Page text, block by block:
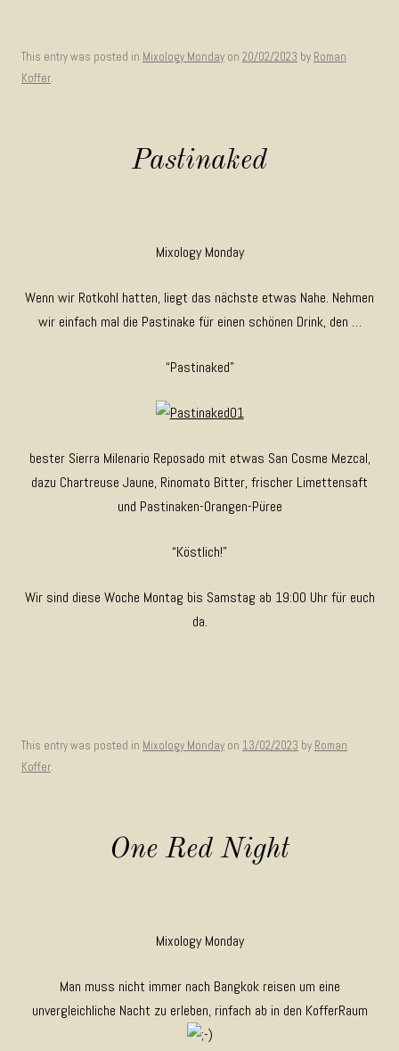
This entry was posted in Mixology Monday on 20/02/2023 by Roman
Koffer.
Pastinaked
Mixology Monday
Wenn wir Rotkohl hatten, liegt das nächste etwas Nahe. Nehmen
wir einfach mal die Pastinake für einen schönen Drink, den …
“Pastinaked”
bester Sierra Milenario Reposado mit etwas San Cosme Mezcal,
dazu Chartreuse Jaune, Rinomato Bitter, frischer Limettensaft
und Pastinaken-Orangen-Püree
“Köstlich!”
Wir sind diese Woche Montag bis Samstag ab 19:00 Uhr für euch
da.
This entry was posted in Mixology Monday on 13/02/2023 by Roman
Koffer.
One Red Night
Mixology Monday
Man muss nicht immer nach Bangkok reisen um eine
unvergleichliche Nacht zu erleben, rinfach ab in den KofferRaum